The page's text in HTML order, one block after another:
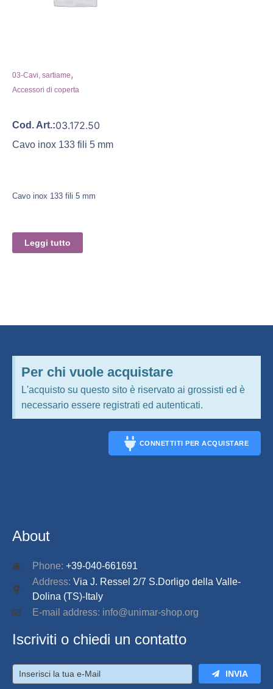
03-Cavi, sartiame,
Accessori di coperta
Cod. Art.:03.172.50
Cavo inox 133 fili 5 mm
Cavo inox 133 fili 5 mm
Leggi tutto
Per chi vuole acquistare
L'acquisto su questo sito è riservato ai grossisti ed è
necessario essere registrati ed autenticati.
CONNETTITI PER ACQUISTARE
About
Phone: +39-040-661691
Address: Via J. Ressel 2/7 S.Dorligo della Valle-
Dolina (TS)-Italy
E-mail address: info@unimar-shop.org
Iscriviti o chiedi un contatto
INVIA